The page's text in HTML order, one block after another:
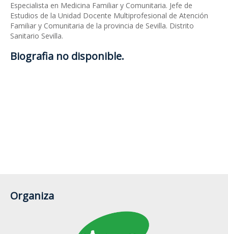
Especialista en Medicina Familiar y Comunitaria. Jefe de
Estudios de la Unidad Docente Multiprofesional de Atención
Familiar y Comunitaria de la provincia de Sevilla. Distrito
Sanitario Sevilla.
Biografia no disponible.
Organiza